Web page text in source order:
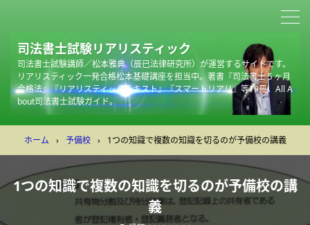
司法書士試験リアリスティック
司法書士試験講師／松本雅典（辰已法律研究所）が運営するサイトです。
リアリスティック一発合格松本基礎講座を担当中。著書『司法書士５ヶ月
合格法』『リアリスティックテキスト』『スマートリアリ』等19冊。All A
bout司法書士試験ガイド。
ホーム › 予備校 › 1つの知識で複数の知識を切るのが予備校の講義
1つの知識で複数の知識を切るのが予備校の講
義